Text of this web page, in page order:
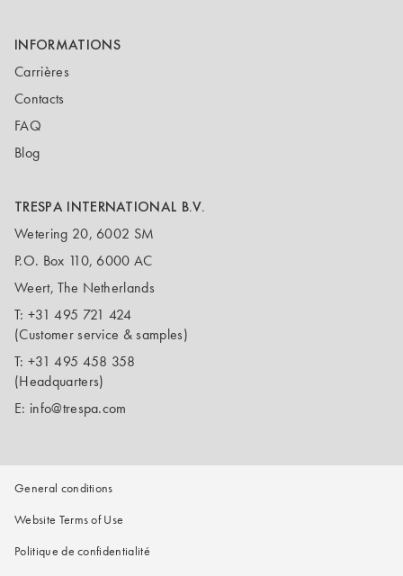
INFORMATIONS
Carrières
Contacts
FAQ
Blog
TRESPA INTERNATIONAL B.V.
Wetering 20, 6002 SM
P.O. Box 110, 6000 AC
Weert, The Netherlands
T: +31 495 721 424
(Customer service & samples)
T: +31 495 458 358
(Headquarters)
E: info@trespa.com
General conditions
Website Terms of Use
Politique de confidentialité